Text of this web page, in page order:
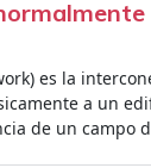
es la
a un
de un campo